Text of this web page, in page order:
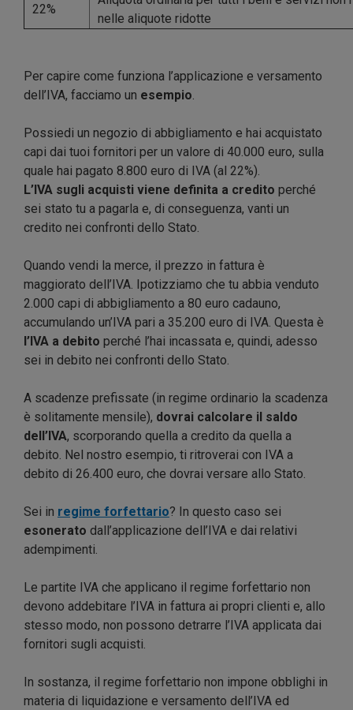
22%
nelle aliquote ridotte
Per capire come funziona l’applicazione e versamento
dell’IVA, facciamo un esempio.
Possiedi un negozio di abbigliamento e hai acquistato
capi dai tuoi fornitori per un valore di 40.000 euro, sulla
quale hai pagato 8.800 euro di IVA (al 22%).
L’IVA sugli acquisti viene definita a credito perché
sei stato tu a pagarla e, di conseguenza, vanti un
credito nei confronti dello Stato.
Quando vendi la merce, il prezzo in fattura è
maggiorato dell’IVA. Ipotizziamo che tu abbia venduto
2.000 capi di abbigliamento a 80 euro cadauno,
accumulando un’IVA pari a 35.200 euro di IVA. Questa è
l’IVA a debito perché l’hai incassata e, quindi, adesso
sei in debito nei confronti dello Stato.
A scadenze prefissate (in regime ordinario la scadenza
è solitamente mensile), dovrai calcolare il saldo
dell’IVA, scorporando quella a credito da quella a
debito. Nel nostro esempio, ti ritroverai con IVA a
debito di 26.400 euro, che dovrai versare allo Stato.
Sei in regime forfettario? In questo caso sei
esonerato dall’applicazione dell’IVA e dai relativi
adempimenti.
Le partite IVA che applicano il regime forfettario non
devono addebitare l’IVA in fattura ai propri clienti e, allo
stesso modo, non possono detrarre l’IVA applicata dai
fornitori sugli acquisti.
In sostanza, il regime forfettario non impone obblighi in
materia di liquidazione e versamento dell’IVA ed